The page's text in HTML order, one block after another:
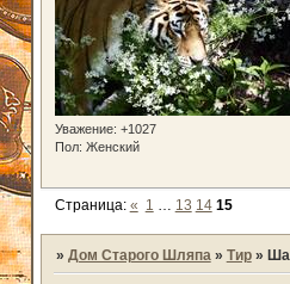
Уважение: +1027
Пол: Женский
Страница: « 1 … 13 14 15
» Дом Старого Шляпа » Тир » Ша